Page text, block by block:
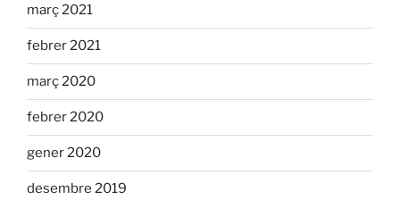
març 2021
febrer 2021
març 2020
febrer 2020
gener 2020
desembre 2019